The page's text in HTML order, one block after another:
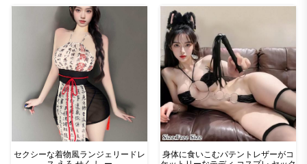
セクシーな着物風ランジェリードレ
身体に食いこむパテントレザーがコ